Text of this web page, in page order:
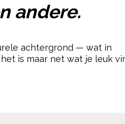
andere.
achtergrond — wat in
is maar net wat je leuk